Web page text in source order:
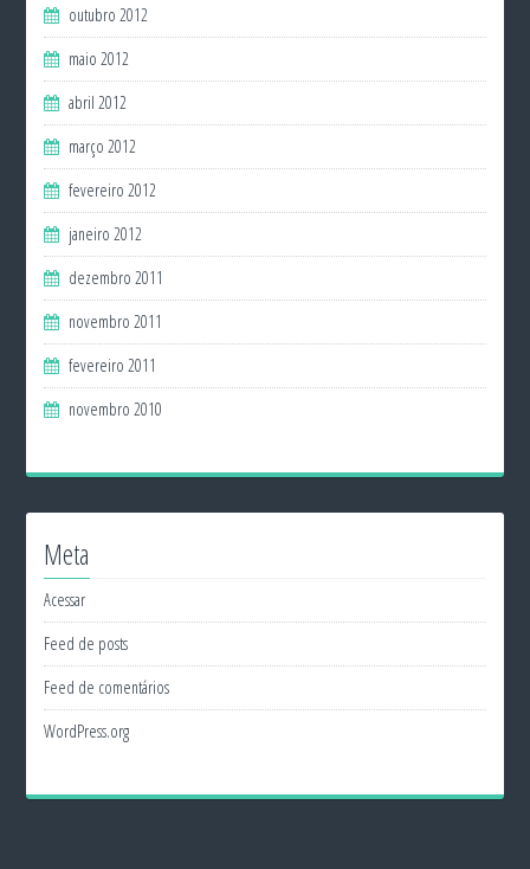
outubro 2012
maio 2012
abril 2012
março 2012
fevereiro 2012
janeiro 2012
dezembro 2011
novembro 2011
fevereiro 2011
novembro 2010
Meta
Acessar
Feed de posts
Feed de comentários
WordPress.org